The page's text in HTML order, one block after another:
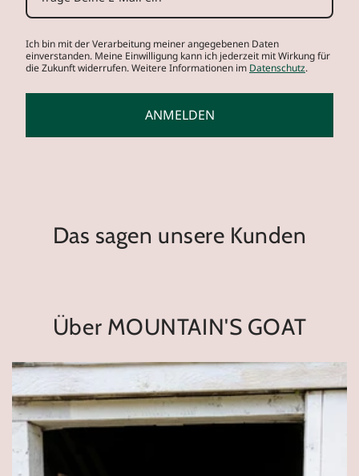
Ich bin mit der Verarbeitung meiner angegebenen Daten
einverstanden. Meine Einwilligung kann ich jederzeit mit Wirkung für
die Zukunft widerrufen. Weitere Informationen im Datenschutz.
ANMELDEN
Das sagen unsere Kunden
Über MOUNTAIN'S GOAT